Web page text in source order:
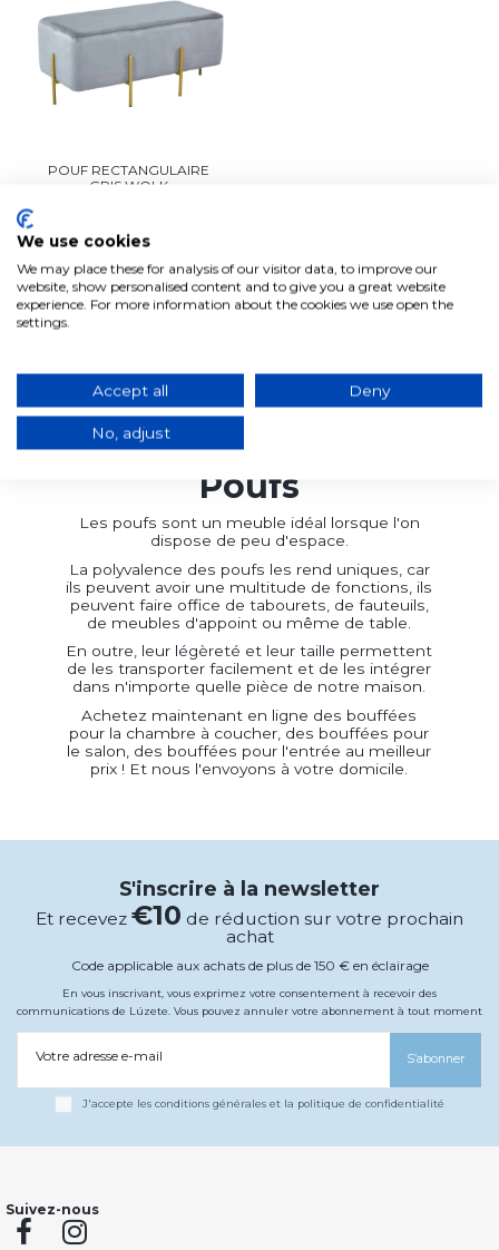
POUF RECTANGULAIRE
GRIS WOLK
En stock, expédition sous 3/5
jours ouvrables
Ajouter au panier
Vous avez consulté3de3produits
Poufs
Les poufs sont un meuble idéal lorsque l'on
dispose de peu d'espace.
La polyvalence des poufs les rend uniques, car
ils peuvent avoir une multitude de fonctions, ils
peuvent faire office de tabourets, de fauteuils,
de meubles d'appoint ou même de table.
En outre, leur légèreté et leur taille permettent
de les transporter facilement et de les intégrer
dans n'importe quelle pièce de notre maison.
Achetez maintenant en ligne des bouffées
pour la chambre à coucher, des bouffées pour
le salon, des bouffées pour l'entrée au meilleur
prix ! Et nous l'envoyons à votre domicile.
S'inscrire à la newsletter
Et recevez €10 de réduction sur votre prochain
achat
Code applicable aux achats de plus de 150 € en éclairage
En vous inscrivant, vous exprimez votre consentement à recevoir des
communications de Lúzete. Vous pouvez annuler votre abonnement à tout moment
Votre adresse e-mail S’abonner
J'accepte les conditions générales et la politique de confidentialité
Suivez-nous
We use cookies
We may place these for analysis of our visitor data, to improve our
website, show personalised content and to give you a great website
experience. For more information about the cookies we use open the
settings.
Accept all Deny
No, adjust